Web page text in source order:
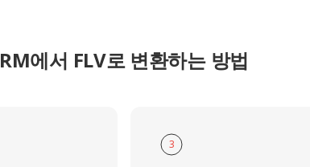
RM에서 FLV로 변환하는 방법
3